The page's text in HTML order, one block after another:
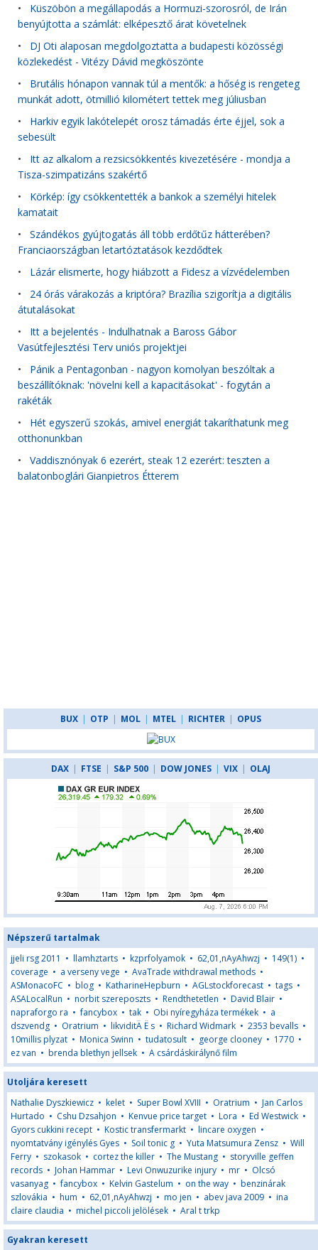
• Küszöbön a megállapodás a Hormuzi-szorosról, de Irán
benyújtotta a számlát: elképesztő árat követelnek
• DJ Oti alaposan megdolgoztatta a budapesti közösségi
közlekedést - Vitézy Dávid megköszönte
• Brutális hónapon vannak túl a mentők: a hőség is rengeteg
munkát adott, ötmillió kilométert tettek meg júliusban
• Harkiv egyik lakótelepét orosz támadás érte éjjel, sok a
sebesült
• Itt az alkalom a rezsicsökkentés kivezetésére - mondja a
Tisza-szimpatizáns szakértő
• Körkép: így csökkentették a bankok a személyi hitelek
kamatait
• Szándékos gyújtogatás áll több erdőtűz hátterében?
Franciaországban letartóztatások kezdődtek
• Lázár elismerte, hogy hiábzott a Fidesz a vízvédelemben
• 24 órás várakozás a kriptóra? Brazília szigorítja a digitális
átutalásokat
• Itt a bejelentés - Indulhatnak a Baross Gábor
Vasútfejlesztési Terv uniós projektjei
• Pánik a Pentagonban - nagyon komolyan beszóltak a
beszállítóknak: 'növelni kell a kapacitásokat' - fogytán a
rakéták
• Hét egyszerű szokás, amivel energiát takaríthatunk meg
otthonunkban
• Vaddisznónyak 6 ezerért, steak 12 ezerért: teszten a
balatonboglári Gianpietros Étterem
BUX | OTP | MOL | MTEL | RICHTER | OPUS
DAX | FTSE | S&P 500 | DOW JONES | VIX | OLAJ
Népszerű tartalmak
jjeli rsg 2011 • llamhztarts • kzprfolyamok • 62,01,nAyAhwzj • 149(1) •
coverage • a verseny vege • AvaTrade withdrawal methods •
ASMonacoFC • blog • KatharineHepburn • AGLstockforecast • tags •
ASALocalRun • norbit szereposzts • Rendthetetlen • David Blair •
napraforgo ra •fancybox • tak • Obi nyíregyháza termékek • a
dszvendg • Oratrium • likviditÄ Ë s • Richard Widmark • 2353 bevalls •
10millis plyzat • Monica Swinn • tudatosult • george clooney • 1770 •
ez van • brenda blethyn jellsek • A csárdáskirálynő film
Utoljára keresett
Nathalie Dyszkiewicz • kelet • Super Bowl XVIII • Oratrium • Jan Carlos
Hurtado • Cshu Dzsahjon • Kenvue price target • Lora • Ed Westwick •
Gyors cukkini recept • Kostic transfermarkt • lincare oxygen •
nyomtatvány igénylés Gyes • Soil tonic g • Yuta Matsumura Zensz • Will
Ferry • szokasok • cortez the killer • The Mustang • storyville geffen
records • Johan Hammar • Levi Onwuzurike injury • mr • Olcsó
vasanyag •fancybox • Kelvin Gastelum • on the way • benzinárak
szlovákia • hum • 62,01,nAyAhwzj • mo jen • abev java 2009 • ina
claire claudia • michel piccoli jelölések • Aral t trkp
Gyakran keresett